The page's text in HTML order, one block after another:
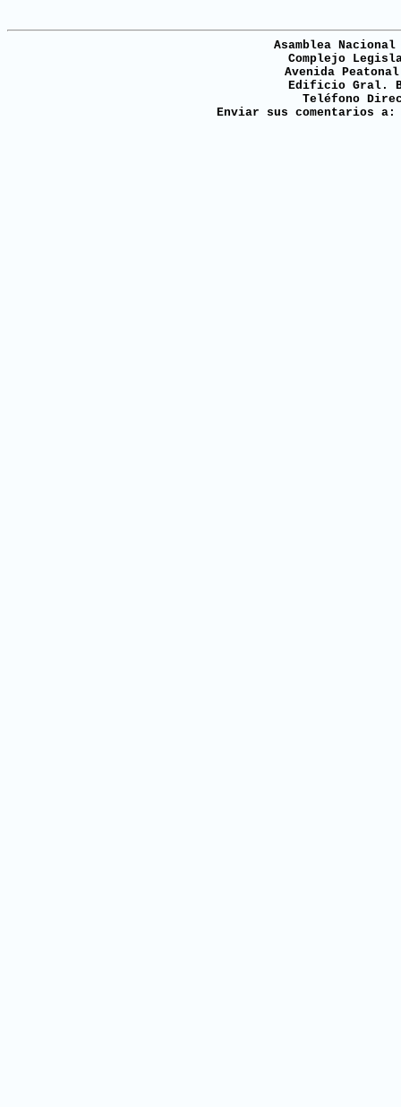
Asamblea
Complejo
Avenida
Edificio Gral.
Teléfono
Enviar sus comentarios